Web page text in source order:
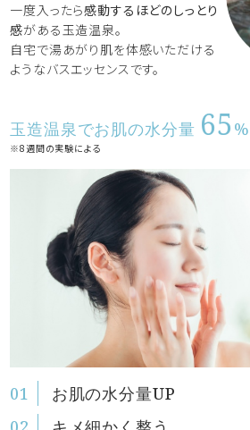
一度入ったら感動するほどのしっとり
感がある玉造温泉。
自宅で湯あがり肌を体感いただける
ようなバスエッセンスです。
玉造温泉でお肌の水分量 65
※8週間の実験による
お肌の水分量UP